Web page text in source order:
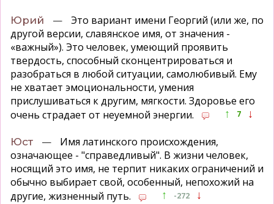
Юрий —
Это вариант имени Георгий (или же, по
другой версии, славянское имя, от значения -
«важный»). Это человек, умеющий проявить
твердость, способный сконцентрироваться и
разобраться в любой ситуации, самолюбивый. Ему
не хватает эмоциональности, умения
прислушиваться к другим, мягкости. Здоровье его
очень страдает от неуемной энергии.
↑ 7 ↓
Юст —
Имя латинского происхождения,
означающее - "справедливый". В жизни человек,
носящий это имя, не терпит никаких ограничений и
обычно выбирает свой, особенный, непохожий на
другие, жизненный путь.
↑ -272 ↓